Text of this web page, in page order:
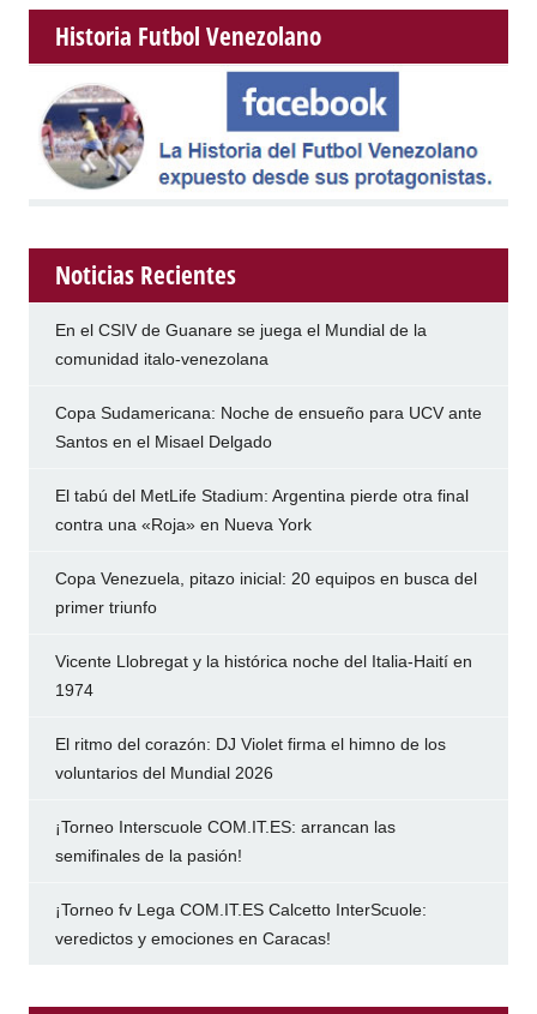
Historia Futbol Venezolano
Noticias Recientes
En el CSIV de Guanare se juega el Mundial de la
comunidad italo-venezolana
Copa Sudamericana: Noche de ensueño para UCV ante
Santos en el Misael Delgado
El tabú del MetLife Stadium: Argentina pierde otra final
contra una «Roja» en Nueva York
Copa Venezuela, pitazo inicial: 20 equipos en busca del
primer triunfo
Vicente Llobregat y la histórica noche del Italia-Haití en
1974
El ritmo del corazón: DJ Violet firma el himno de los
voluntarios del Mundial 2026
¡Torneo Interscuole COM.IT.ES: arrancan las
semifinales de la pasión!
¡Torneo fv Lega COM.IT.ES Calcetto InterScuole:
veredictos y emociones en Caracas!